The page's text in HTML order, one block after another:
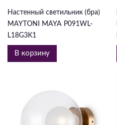
Настенный светильник (бра)
MAYTONI MAYA P091WL-
L18G3K1
В корзину